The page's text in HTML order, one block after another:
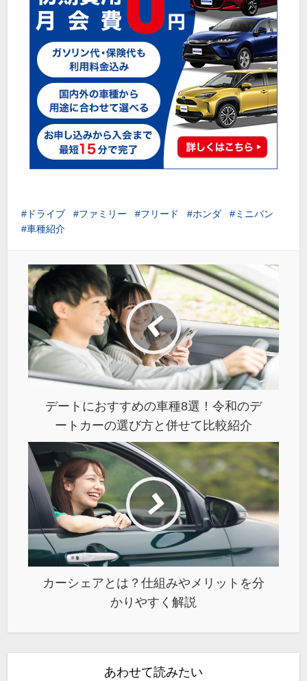
ドライブ ファミリー フリード ホンダ
ミニバン
車種紹介
デートにおすすめの車種8選！令和のデ
ートカーの選び方と併せて比較紹介
カーシェアとは？仕組みやメリットを分
かりやすく解説
あわせて読みたい